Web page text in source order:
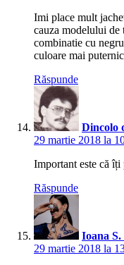
Imi place mult
cauza modelului
combinatie cu
culoare mai
Răspunde
Dincolo
29 martie 2018 la
Important este că
Răspunde
Ioana S.
29 martie 2018 la